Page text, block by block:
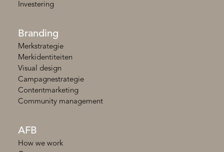
Investering
Branding
Merkstrategie
Merkidentiteiten
Visual design
Campagnestrategie
Contentmarketing
Community management
AFB
How we work